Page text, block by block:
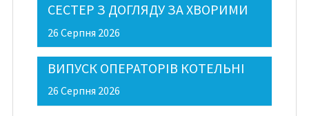
СЕСТЕР З ДОГЛЯДУ ЗА ХВОРИМИ
26 Серпня 2026
ВИПУСК ОПЕРАТОРІВ КОТЕЛЬНІ
26 Серпня 2026